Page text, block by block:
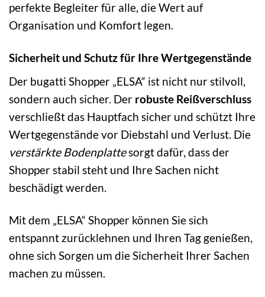
perfekte Begleiter für alle, die Wert auf
Organisation und Komfort legen.
Sicherheit und Schutz für Ihre Wertgegenstände
Der bugatti Shopper „ELSA“ ist nicht nur stilvoll,
sondern auch sicher. Der robuste Reißverschluss
verschließt das Hauptfach sicher und schützt Ihre
Wertgegenstände vor Diebstahl und Verlust. Die
verstärkte Bodenplattesorgt dafür, dass der
Shopper stabil steht und Ihre Sachen nicht
beschädigt werden.
Mit dem „ELSA“ Shopper können Sie sich
entspannt zurücklehnen und Ihren Tag genießen,
ohne sich Sorgen um die Sicherheit Ihrer Sachen
machen zu müssen.